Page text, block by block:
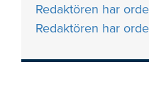
Redaktören har
Redaktören har